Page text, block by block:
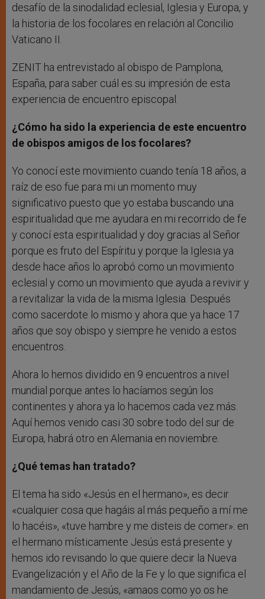
desafío de la sinodalidad eclesial, Iglesia y Europa, y
la historia de los focolares en relación al Concilio
Vaticano II.
ZENIT ha entrevistado al­ obispo de Pamplona,
España, para saber cuál es su impresión de esta
experiencia de encuentro episcopal.
¿Cómo ha sido la experiencia de este encuentro
de obispos amigos de los focolares?
Yo conocí este movimiento cuando tenía 18 años, a
raíz de eso fue para mi un momento muy
significativo puesto que yo estaba buscando una
espiritualidad que me ayudara en mi recorrido de fe
y conocí esta espiritualidad y doy gracias al Señor
porque es fruto del Espíritu y porque la Iglesia ya
desde hace años lo aprobó como un movimiento
eclesial y como un movimiento que ayuda a revivir y
a revitalizar la vida de la misma Iglesia. Después
como sacerdote lo mismo y ahora que ya hace 17
años que soy obispo y siempre he venido a estos
encuentros.
Ahora lo hemos dividido en 9 encuentros a nivel
mundial porque antes lo hacíamos según los
continentes y ahora ya lo hacemos cada vez más.
Aquí hemos venido casi 30 sobre todo del sur de
Europa, habrá otro en Alemania en noviembre.
¿Qué temas han tratado?
El tema ha sido «Jesús en el hermano», es decir
«cualquier cosa que hagáis al más pequeño a mí me
lo hacéis», «tuve hambre y me disteis de comer»: en
el hermano místicamente Jesús está presente y
hemos ido revisando lo que quiere decir la Nueva
Evangelización y el Año de la Fe y lo que significa el
mandamiento de Jesús, «amaos como yo os he